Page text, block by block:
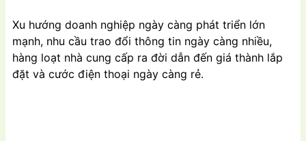
Xu hướng doanh nghiệp ngày càng phát triển lớn
mạnh, nhu cầu trao đổi thông tin ngày càng nhiều,
hàng loạt nhà cung cấp ra đời dẫn đến giá thành lắp
đặt và cước điện thoại ngày càng rẻ.